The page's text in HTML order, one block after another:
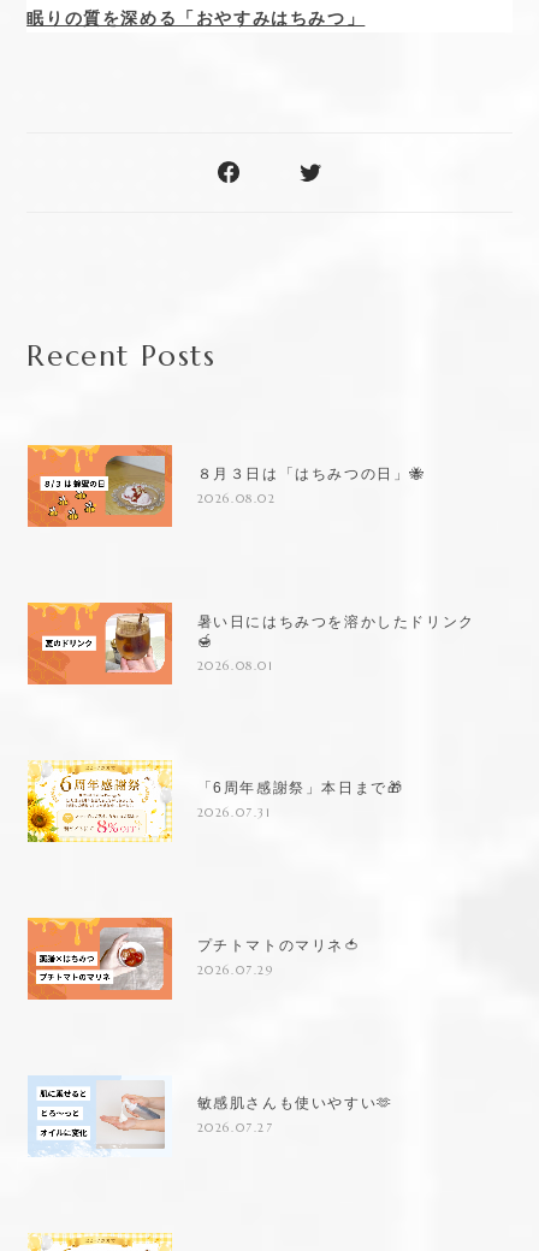
眠りの質を深める「おやすみはちみつ」
Recent Posts
８月３日は「はちみつの日」🐝
2026.08.02
暑い日にはちみつを溶かしたドリンク
🍯
2026.08.01
「6周年感謝祭」本日まで🎁
2026.07.31
プチトマトのマリネ🍅
2026.07.29
敏感肌さんも使いやすい🫶
2026.07.27